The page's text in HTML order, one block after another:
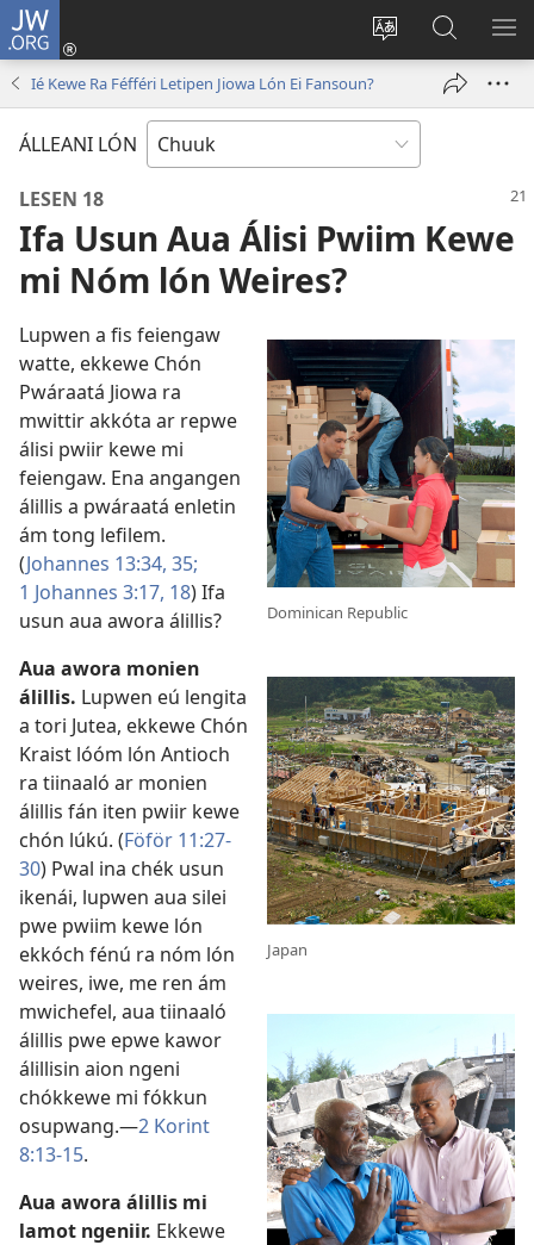
JW.ORG
Siwili
lón
Log
window)
Kútta
Wóón
JW.ORG
Ié Kewe Ra Féfféri Letipen Jiowa Lón Ei Fansoun?
ÁLLEANI LÓN
LESEN 18
Ifa Usun Aua Álisi Pwiim Kewe
mi Nóm lón Weires?
Dominican Republic
Japan
Lupwen a fis feiengaw
watte, ekkewe Chón
Pwáraatá Jiowa ra
mwittir akkóta ar repwe
álisi pwiir kewe mi
feiengaw. Ena angangen
álillis a pwáraatá enletin
ám tong lefilem.
(Johannes 13:34, 35;
1 Johannes 3:17, 18) Ifa
usun aua awora álillis?
Aua awora monien
álillis. Lupwen eú lengita
a tori Jutea, ekkewe Chón
Kraist lóóm lón Antioch
ra tiinaaló ar monien
álillis fán iten pwiir kewe
chón lúkú. (Föför 11:27-
30) Pwal ina chék usun
ikenái, lupwen aua silei
pwe pwiim kewe lón
ekkóch fénú ra nóm lón
weires, iwe, me ren ám
mwichefel, aua tiinaaló
álillis pwe epwe kawor
álillisin aion ngeni
chókkewe mi fókkun
osupwang.​—2 Korint
8:13-15.
Aua awora álillis mi
lamot ngeniir. Ekkewe